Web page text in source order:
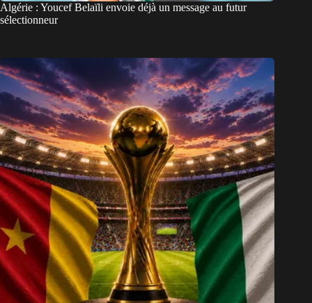
Algérie : Youcef Belaïli envoie déjà un message au futur
sélectionneur